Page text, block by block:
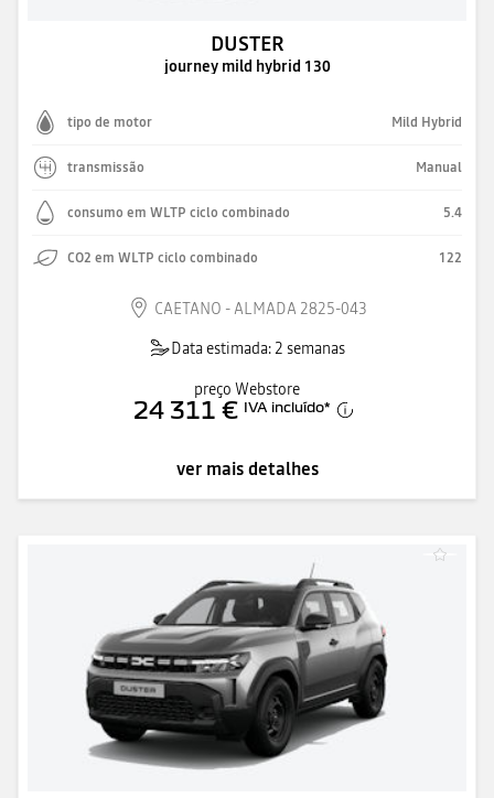
DUSTER
journey mild hybrid 130
tipo de motor Mild Hybrid
transmissão Manual
consumo em WLTP ciclo combinado 5.4
CO2 em WLTP ciclo combinado 122
CAETANO - ALMADA 2825-043
Data estimada: 2 semanas
preço Webstore
24 311 € IVA incluído*
ver mais detalhes